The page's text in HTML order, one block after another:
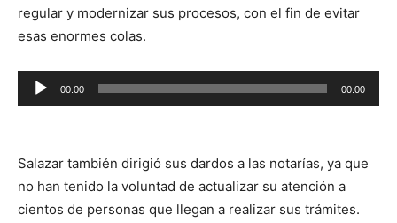
regular y modernizar sus procesos, con el fin de evitar
esas enormes colas.
Reproductor
de
00:00 00:00
Salazar también dirigió sus dardos a las notarías, ya que
no han tenido la voluntad de actualizar su atención a
cientos de personas que llegan a realizar sus trámites.